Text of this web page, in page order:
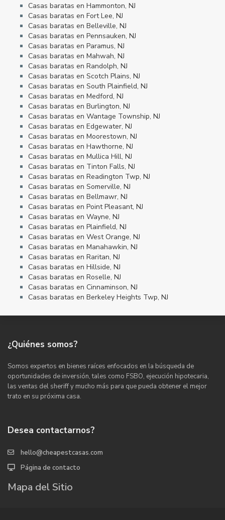
Casas baratas en Hammonton, NJ
Casas baratas en Fort Lee, NJ
Casas baratas en Belleville, NJ
Casas baratas en Pennsauken, NJ
Casas baratas en Paramus, NJ
Casas baratas en Mahwah, NJ
Casas baratas en Randolph, NJ
Casas baratas en Scotch Plains, NJ
Casas baratas en South Plainfield, NJ
Casas baratas en Medford, NJ
Casas baratas en Burlington, NJ
Casas baratas en Wantage Township, NJ
Casas baratas en Edgewater, NJ
Casas baratas en Moorestown, NJ
Casas baratas en Hawthorne, NJ
Casas baratas en Mullica Hill, NJ
Casas baratas en Tinton Falls, NJ
Casas baratas en Readington Twp, NJ
Casas baratas en Somerville, NJ
Casas baratas en Bellmawr, NJ
Casas baratas en Point Pleasant, NJ
Casas baratas en Wayne, NJ
Casas baratas en Plainfield, NJ
Casas baratas en West Orange, NJ
Casas baratas en Manahawkin, NJ
Casas baratas en Raritan, NJ
Casas baratas en Hillside, NJ
Casas baratas en Roselle, NJ
Casas baratas en Cinnaminson, NJ
Casas baratas en Berkeley Heights Twp, NJ
¿Quiénes somos?
Somos expertos en bienes raíces enfocados en la búsqueda de
oportunidades de inversión, tales como FSBO, ejecución hipotecaria,
las ventas del sheriff y mucho más para que pueda obtener el mejor
trato en su próxima casa.
Desea contactarnos?
hello@cheapestcasas.com
Página de contacto
Mapa del Sitio